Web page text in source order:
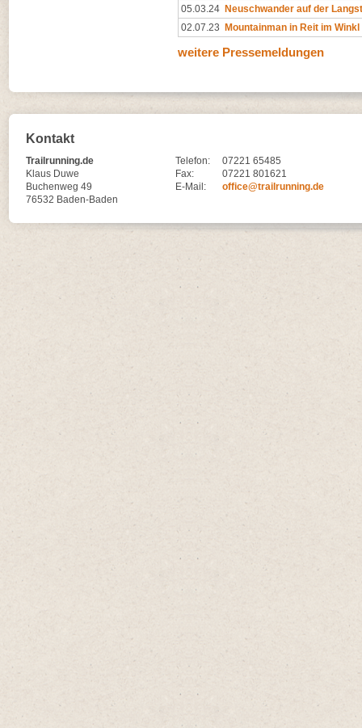
05.03.24 Neuschwander auf der
02.07.23 Mountainman in Reit im Winkl
weitere Pressemeldungen
Kontakt
Trailrunning.de
Klaus Duwe
Buchenweg 49
76532 Baden-Baden
Telefon:
07221 65485
Fax:
07221 801621
E-Mail:
office@trailrunning.de